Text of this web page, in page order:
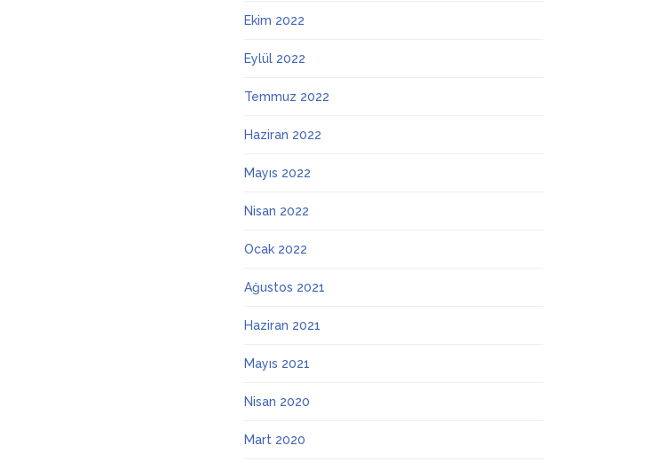
Ekim 2022
Eylül 2022
Temmuz 2022
Haziran 2022
Mayıs 2022
Nisan 2022
Ocak 2022
Ağustos 2021
Haziran 2021
Mayıs 2021
Nisan 2020
Mart 2020